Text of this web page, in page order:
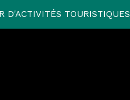
D'ACTIVITÉS TOURISTIQUES